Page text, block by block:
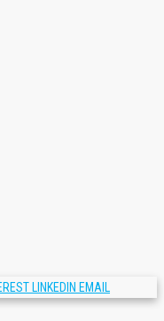
LINKEDIN EMAIL